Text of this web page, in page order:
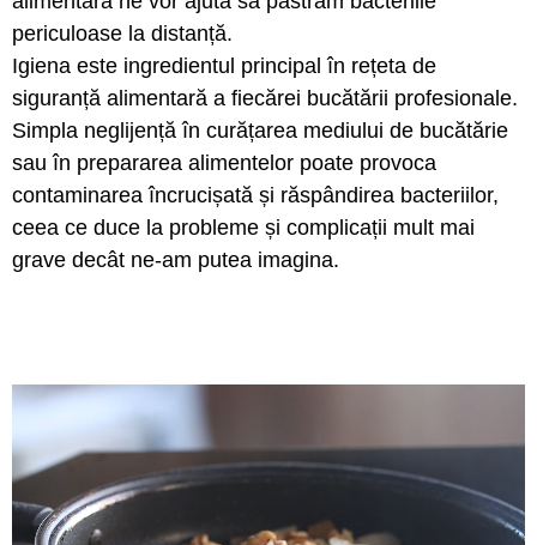
periculoase la distanță.
Igiena este ingredientul principal în rețeta de
siguranță alimentară a fiecărei bucătării profesionale.
Simpla neglijență în curățarea mediului de bucătărie
sau în prepararea alimentelor poate provoca
contaminarea încrucișată și răspândirea bacteriilor,
ceea ce duce la probleme și complicații mult mai
grave decât ne-am putea imagina.